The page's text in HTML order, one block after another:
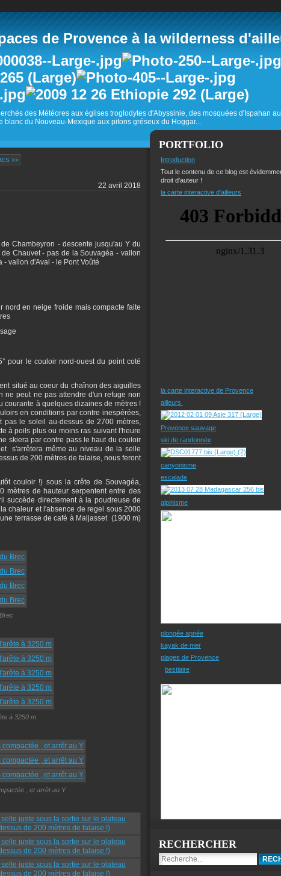
de Provence à la wilderness
des Météores aux églises troglodytes d'Abyssinie, des mosquées d'Ispahan
du Nouveau-Mexique aux pitons gréseux du Hoggar...
>>
22 avril 2018
Chambeyron - descente jusqu'au Y du
Chauvet - pas de la Souvagéa - vallon
vallon d'Aval - le Pont Voûté
nord en neige froide mais compacte faite
pour le couloir nord-ouest du point coté
situé au coeur du chaînon des aiguilles
ne peut ne pas attendre d'un refuge non
courante à quelques dizaines de mètres !
en conditions par contre inespérées,
le soleil au-dessus de 2700 mètres,
à poils plus ou moins ras suivant l'heure
skiera par contre pass le haut du couloir
s'arrêtera même au niveau de la selle
de 200 mètres de falaise, nous feront
couloir !) sous la crête de Souvagéa,
mètres de hauteur serpentent entre des
succède directement à la poudreuse de
chaleur et l'absence de regel sous 2000
terrasse de café à Maljasset (1900 m)
à 3250 m
, et arrêt au Y
PORTFOLIO
Introduction
Tout le contenu de ce blog est
droit d'auteur !
la carte interactive d'ailleurs
la carte interactive de Provence
ailleurs
Provence sauvage
ski de randonnée
canyonisme
escalade
alpinisme
plongée apnée
kayak de mer
plages de Provence
bestiaire
RECHERCHER